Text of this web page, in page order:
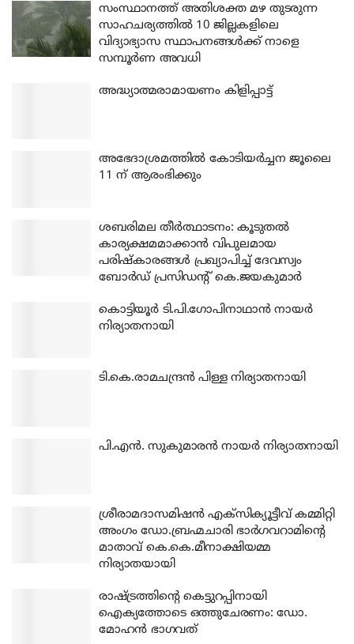
സംസ്ഥാനത്ത് അതിശക്ത മഴ തുടരുന്ന
സാഹചര്യത്തിൽ 10 ജില്ലകളിലെ
വിദ്യാഭ്യാസ സ്ഥാപനങ്ങൾക്ക് നാളെ
സമ്പൂർണ അവധി
അദ്ധ്യാത്മരാമായണം കിളിപ്പാട്ട്
അഭേദാശ്രമത്തില്‍ കോടിയര്‍ച്ചന ജൂലൈ
11 ന് ആരംഭിക്കും
ശബരിമല തീര്‍ത്ഥാടനം: കൂടുതല്‍
കാര്യക്ഷമമാക്കാന്‍ വിപുലമായ
പരിഷ്‌കാരങ്ങള്‍ പ്രഖ്യാപിച്ച് ദേവസ്വം
ബോര്‍ഡ് പ്രസിഡന്റ് കെ.ജയകുമാര്‍
കൊട്ടിയൂര്‍ ടി.പി.ഗോപിനാഥാന്‍ നായര്‍
നിര്യാതനായി
ടി.കെ.രാമചന്ദ്രന്‍ പിള്ള നിര്യാതനായി
പി.എന്‍. സുകുമാരന്‍ നായര്‍ നിര്യാതനായി
ശ്രീരാമദാസമിഷന്‍ എക്‌സിക്യൂട്ടീവ് കമ്മിറ്റി
അംഗം ഡോ.ബ്രഹ്മചാരി ഭാര്‍ഗവറാമിന്റെ
മാതാവ് കെ.കെ.മീനാക്ഷിയമ്മ
നിര്യാതയായി
രാഷ്ട്രത്തിന്റെ കെട്ടുറപ്പിനായി
ഐക്യത്തോടെ ഒത്തുചേരണം: ഡോ.
മോഹന്‍ ഭാഗവത്